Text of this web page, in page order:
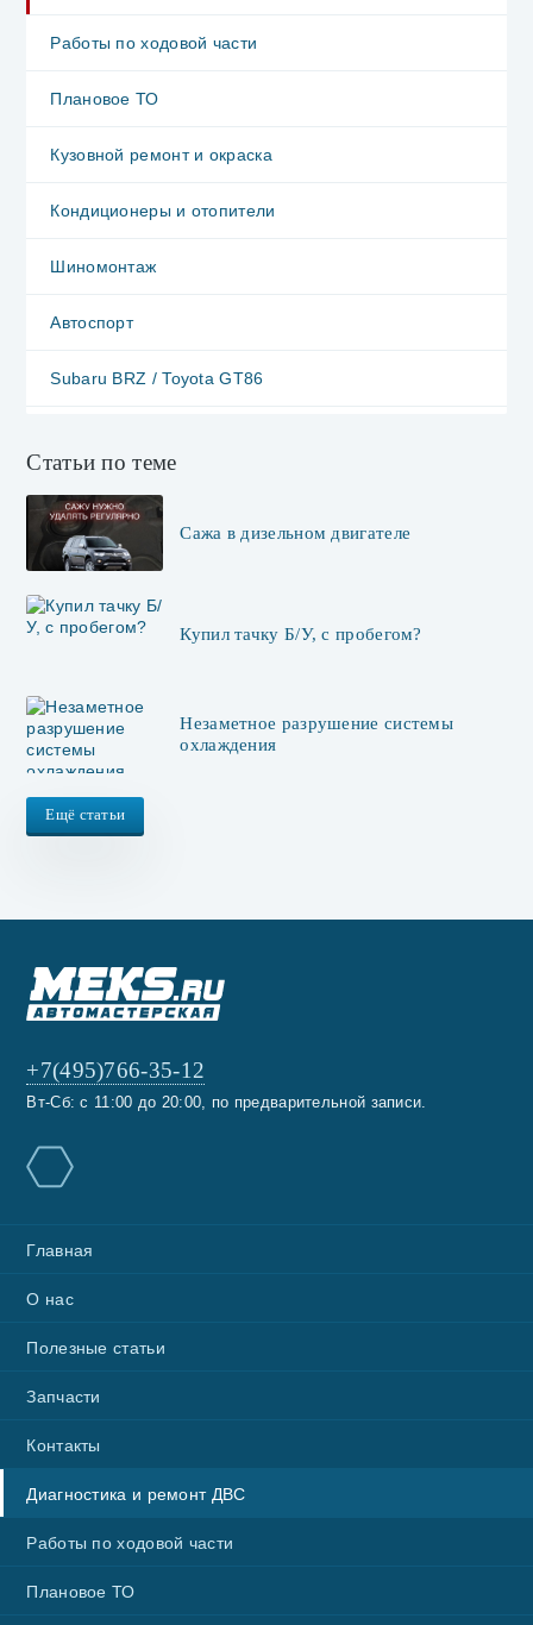
Работы по ходовой части
Плановое ТО
Кузовной ремонт и окраска
Кондиционеры и отопители
Шиномонтаж
Автоспорт
Subaru BRZ / Toyota GT86
Статьи по теме
Сажа в дизельном двигателе
Купил тачку Б/У, с пробегом?
Незаметное разрушение системы
охлаждения
Ещё статьи
+7(495)766-35-12
Вт-Сб: с 11:00 до 20:00, по предварительной записи.
Главная
О нас
Полезные статьи
Запчасти
Контакты
Диагностика и ремонт ДВС
Работы по ходовой части
Плановое ТО